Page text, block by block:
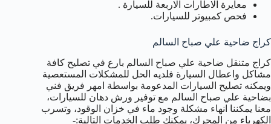
معايرة الاطارات الاربعة للسيارة .
فحص كمبيوتر للسيارات.
كراج ضاحية علي صباح السالم
كراج متنقل ضاحية علي صباح السالم بارع في تصليح كافة
مشاكل واعطال السيارة فلديه الحل للمشكلات المستعصية
ويمكنه تصليح السيارات المدعومة بواسطة امهر فريق فني
بضاحية علي صباح السالم مع توفير ورش دهان للسيارات،
معنا يمكننا انهاء مشكلة وجود ماء في خزان الوقود، وتسرب
الكهرباء من المحرك، يمكنك طلب الخدمات التالية:-